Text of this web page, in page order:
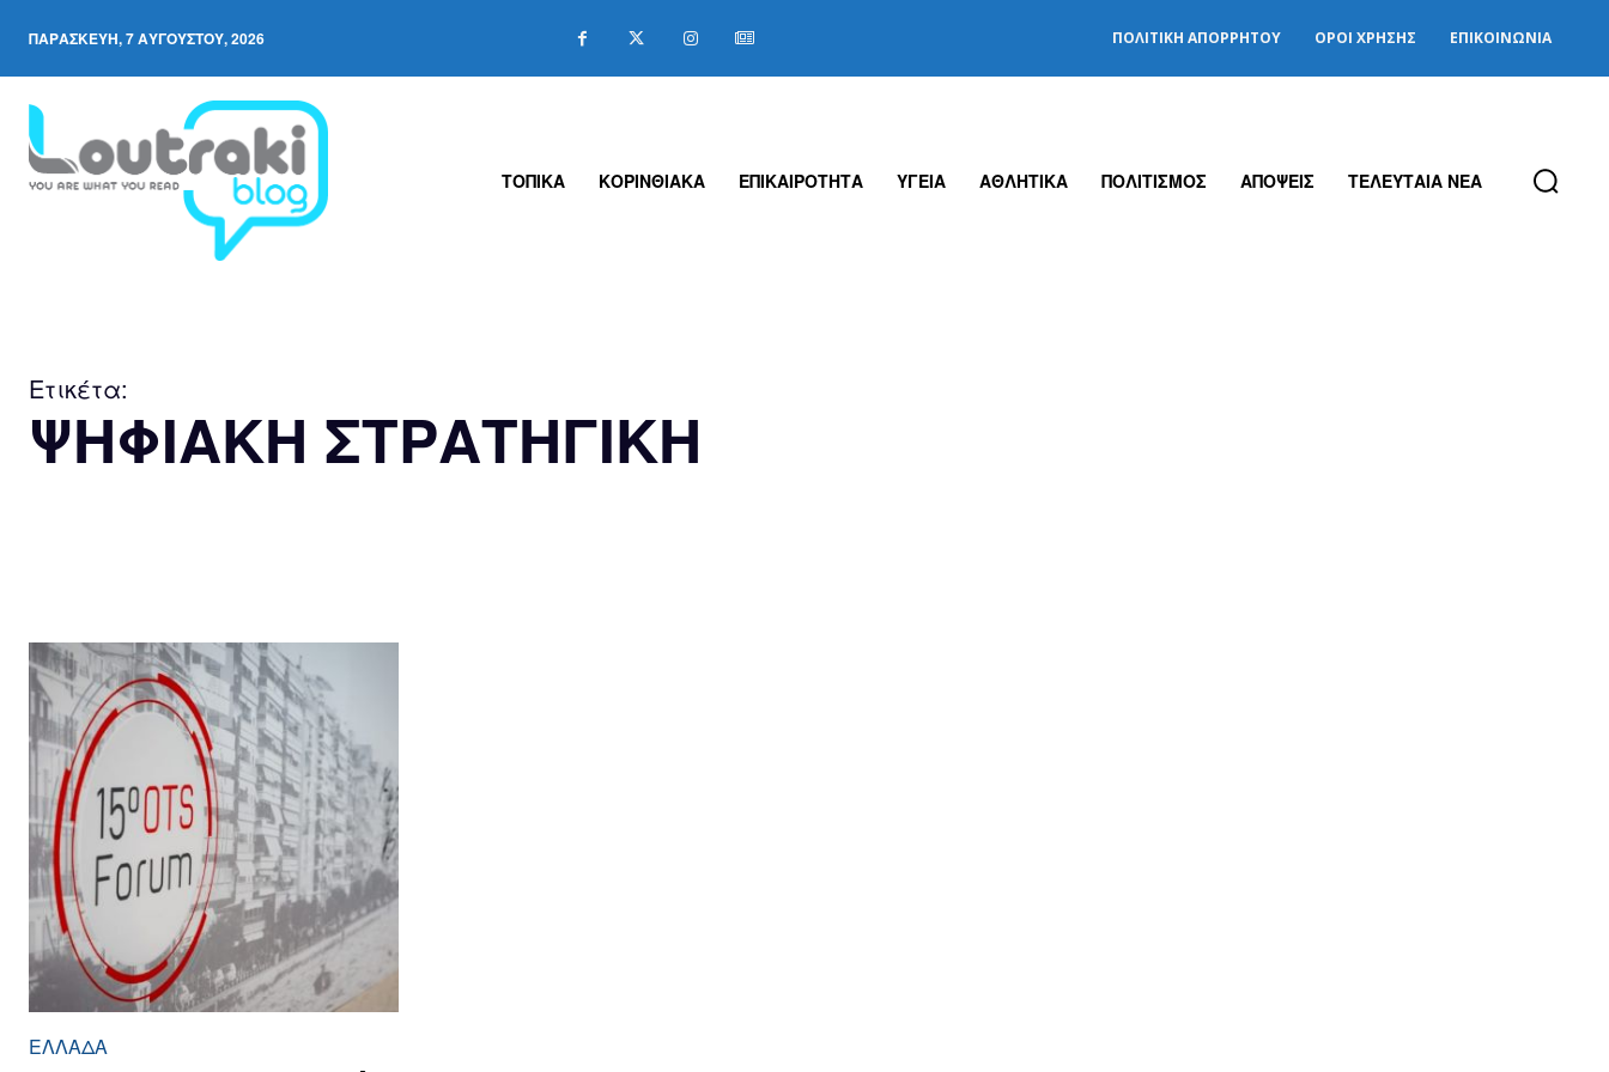
ΠΑΡΑΣΚΕΥΉ, 7 ΑΥΓΟΎΣΤΟΥ, 2026 ΠΟΛΙΤΙΚΉ ΑΠΟΡΡΉΤΟΥ ΌΡΟΙ ΧΡΉΣΗΣ ΕΠΙΚΟΙΝΩΝΊΑ
ΤΟΠΙΚΑ ΚΟΡΙΝΘΙΑΚΑ ΕΠΙΚΑΙΡΟΤΗΤΑ ΥΓΕΙΑ ΑΘΛΗΤΙΚΑ ΠΟΛΙΤΙΣΜΟΣ ΑΠΟΨΕΙΣ ΤΕΛΕΥΤΑΙΑ ΝΕΑ
Ετικέτα:
ΨΗΦΙΑΚΗ ΣΤΡΑΤΗΓΙΚΗ
ΕΛΛΆΔΑ